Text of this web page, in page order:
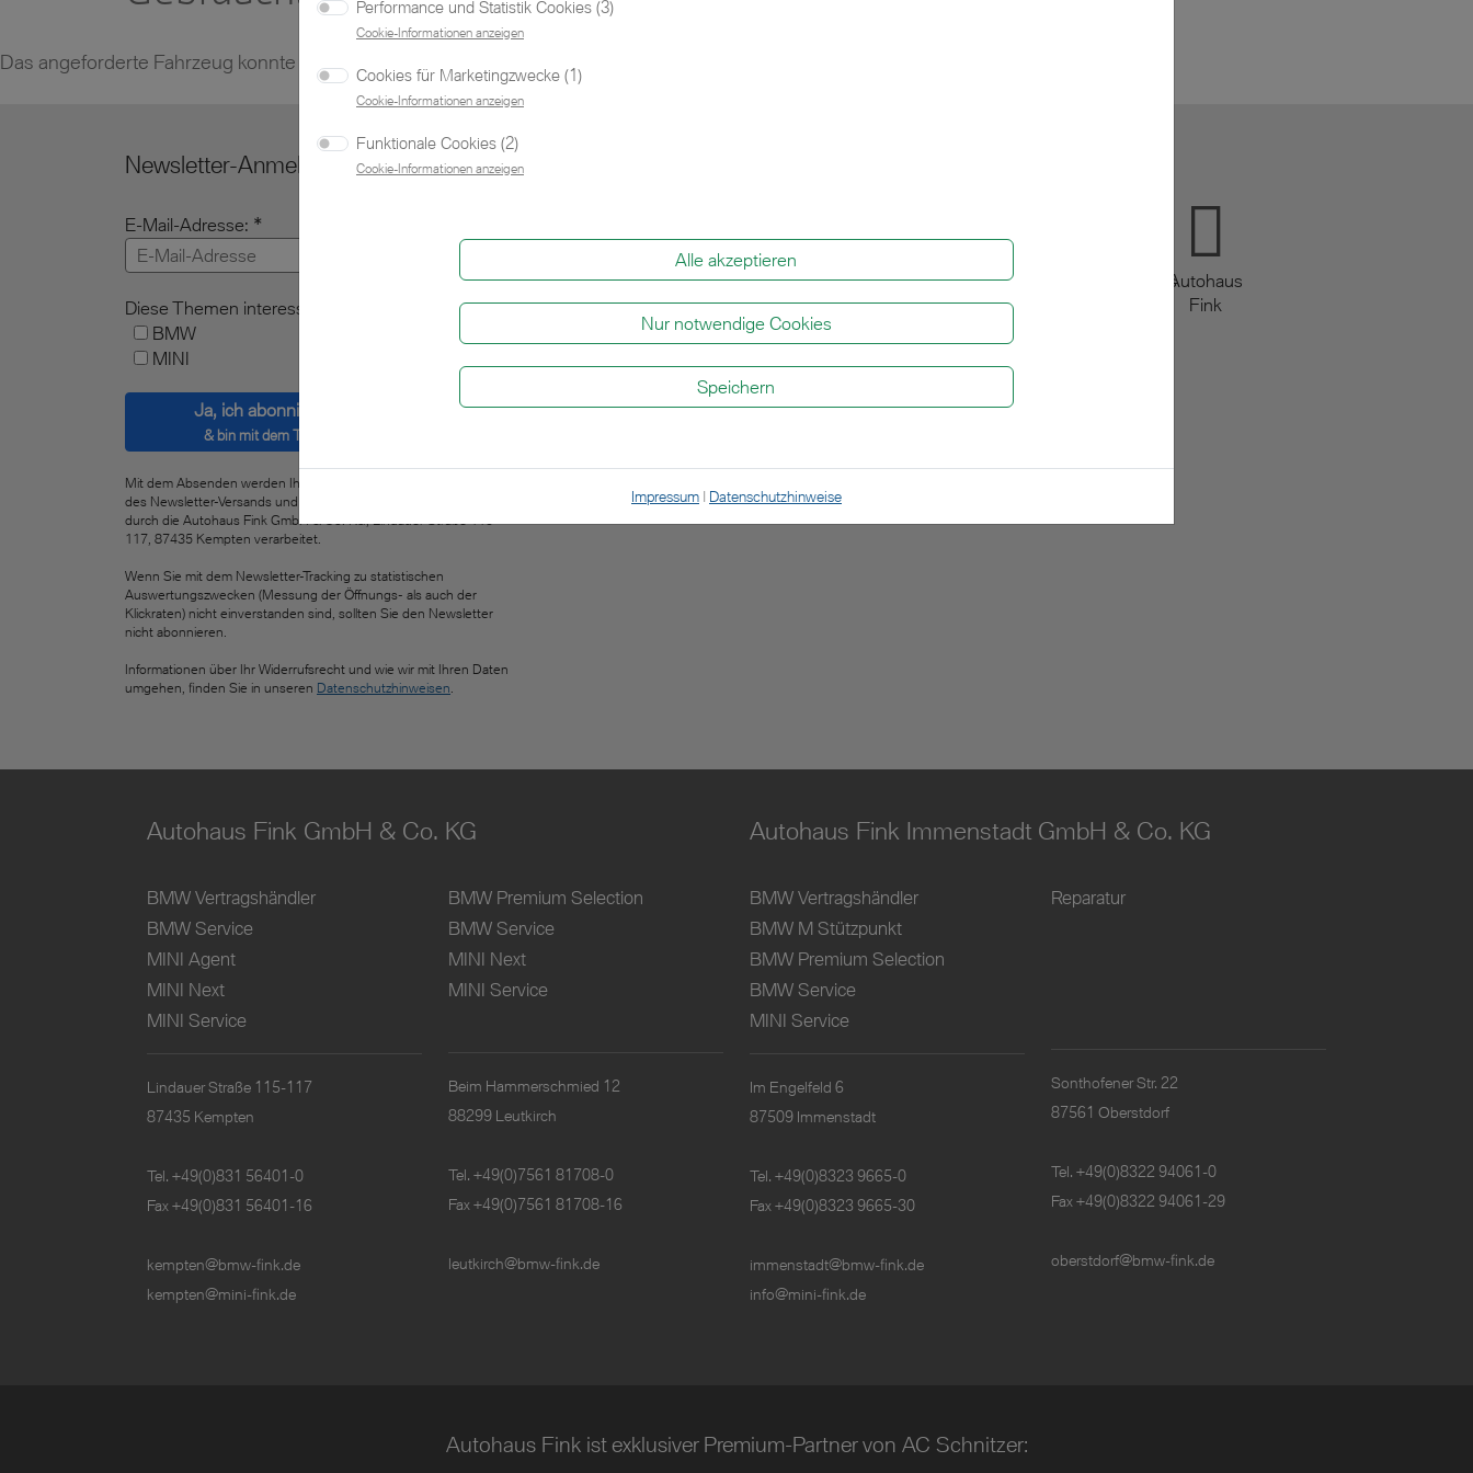
Das angeforderte Fahrzeug konnte nicht gefunden werden. Neue Suche
Newsletter-Anmeldung
E-Mail-Adresse:
Diese Themen interessieren mich:
BMW
MINI
Ja, ich abonniere den Newsletter
& bin mit dem Tracking einverstanden.
Mit dem Absenden werden Ihre angegebenen Daten zum Zweck
des Newsletter-Versands und zum Zweck des Newsletter-Tracking
durch die Autohaus Fink GmbH & Co. KG, Lindauer Straße 115-
117, 87435 Kempten verarbeitet.
Wenn Sie mit dem Newsletter-Tracking zu statistischen
Auswertungszwecken (Messung der Öffnungs- als auch der
Klickraten) nicht einverstanden sind, sollten Sie den Newsletter
nicht abonnieren.
Informationen über Ihr Widerrufsrecht und wie wir mit Ihren Daten
umgehen, finden Sie in unseren Datenschutzhinweisen
BMW BMW MINI @finkautohausAutohaus
Fink
Autohaus Fink GmbH & Co. KG
BMW Vertragshändler
BMW Service
MINI Agent
MINI Next
MINI Service
Lindauer Straße 115-117
87435 Kempten
Tel. +49(0)831 56401-0
Fax +49(0)831 56401-16
kempten@bmw-fink.de
kempten@mini-fink.de
BMW Premium Selection
BMW Service
MINI Next
MINI Service
Beim Hammerschmied 12
88299 Leutkirch
Tel. +49(0)7561 81708-0
Fax +49(0)7561 81708-16
leutkirch@bmw-fink.de
Autohaus Fink Immenstadt GmbH & Co. KG
BMW Vertragshändler
BMW M Stützpunkt
BMW Premium Selection
BMW Service
MINI Service
Im Engelfeld 6
87509 Immenstadt
Tel. +49(0)8323 9665-0
Fax +49(0)8323 9665-30
immenstadt@bmw-fink.de
info@mini-fink.de
Reparatur
Sonthofener Str. 22
87561 Oberstdorf
Tel. +49(0)8322 94061-0
Fax +49(0)8322 94061-29
oberstdorf@bmw-fink.de
Autohaus Fink ist exklusiver Premium-Partner von AC Schnitzer:
Performance und Statistik Cookies (3)
Cookie-Informationen anzeigen
Cookies für Marketingzwecke (1)
Cookie-Informationen anzeigen
Funktionale Cookies (2)
Cookie-Informationen anzeigen
Alle akzeptieren
Nur notwendige Cookies
Speichern
Impressum | Datenschutzhinweise